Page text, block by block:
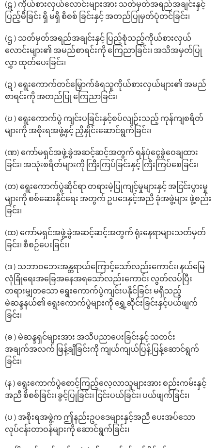
(ဋ ) ကိုယ်စားလှယ်‌လောင်းများအား သတ်မှတ်အရည်အချင်းနှင့်
ပြည့်မီခြင်း ရှိ မရှိ စိစစ် ခြင်းနှင့် အတည်ပြုမှတ်ပုံတင်ခြင်း၊
(ဌ ) သတ်မှတ်အရည်အချင်းနှင့် ပြည့်စုံသည့်ကိုယ်စားလှယ်
လောင်းများ၏ အမည်စာရင်းကို ကြေညာခြင်း၊ အသိအမှတ်ပြု
လွှာ ထုတ်‌ပေးခြင်း၊
(ဍ ) ‌ရွေး‌ကောက်တင်‌မြှောက်ခံရသူကိုယ်စားလှယ်များ၏ အမည်
စာရင်းကို အတည်ပြု ကြေညာခြင်း၊
(ဎ ) ရွေးကောက်ပွဲ ကျင်းပခြင်းနှင့်စပ်လျဉ်းသည့် ကုန်ကျစရိတ်
များကို အစိုးရအဖွဲ့နှင့် ညှိနှိုင်းဆောင်ရွက်ခြင်း၊
(ဏ) ‌ကော်မရှင်အဖွဲ့ခွဲအဆင့်ဆင့်အတွက် ရန်ပုံ‌ငွေခွဲ‌ဝေချထား
ခြင်း၊ အသုံးစရိတ်များကို ကြီးကြပ်ခြင်းနှင့် ကြီးကြပ်‌စေခြင်း၊
(တ) ‌ရွေး‌ကောက်ပွဲဆိုင်ရာ တရားမဲ့ပြုကျင့်မှုများနှင့် အငြင်းပွားမှု
များကို စစ်‌ဆေးနိုင်‌ရေး အတွက် ဥပ‌ဒေနှင့်အညီ ခုံအဖွဲ့များ ဖွဲ့စည်း
ခြင်း၊
(ထ) ‌ကော်မရှင်အဖွဲ့ခွဲအဆင့်ဆင့်အတွက် ရုံး‌နေရာများသတ်မှတ်
ခြင်း၊ စီစဉ်ပေးခြင်း၊
(ဒ ) သဘာဝ‌ဘေးအန္တရာယ်‌ကြောင့်‌သော်လည်း‌ကောင်း၊ နယ်‌မြေ
လုံခြုံ‌ရေးအ‌ခြေအ‌နေအရ‌သော်လည်းကောင်း လွတ်လပ်ပြီး
တရားမျှတ‌သော ‌ရွေး‌ကောက်ပွဲကျင်းပနိုင်ခြင်း မရှိသည့်
မဲဆန္ဒနယ်၏ ‌ရွေး‌ကောက်ပွဲများကို ‌ရွှေ့ဆိုင်းခြင်းနှင့်ပယ်ဖျက်
ခြင်း၊
(ဓ ) မဲဆန္ဒရှင်များအား အသိပညာပေးခြင်းနှင့် သတင်း
အချက်အလက် ဖြန့်ချိခြင်းကို ကျယ်ကျယ်ပြန့်ပြန့်ဆောင်ရွက်
ခြင်း၊
(န ) ရွေးကောက်ပွဲစောင့်ကြည့်လေ့လာသူများအား စည်းကမ်းနှင့်
အညီ စိစစ်ခြင်း၊ ခွင့်ပြုခြင်း၊ ငြင်းပယ်ခြင်း၊ ပယ်ဖျက်ခြင်း၊
(ပ ) အစိုးရအဖွဲ့က ဤနည်းဥပ‌ဒေများနှင့်အညီ ‌ပေးအပ်‌သော
လုပ်ငန်းတာဝန်များကို ဆောင်ရွက်ခြင်း၊